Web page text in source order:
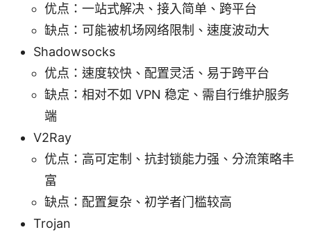
优点：一站式解决、接入简单、跨平台
缺点：可能被机场网络限制、速度波动大
Shadowsocks
优点：速度较快、配置灵活、易于跨平台
缺点：相对不如 VPN 稳定、需自行维护服务
端
V2Ray
优点：高可定制、抗封锁能力强、分流策略丰
富
缺点：配置复杂、初学者门槛较高
Trojan